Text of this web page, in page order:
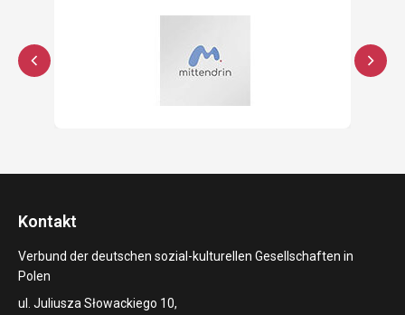
Kontakt
Verbund der deutschen sozial-kulturellen Gesellschaften in
Polen
ul. Juliusza Słowackiego 10,